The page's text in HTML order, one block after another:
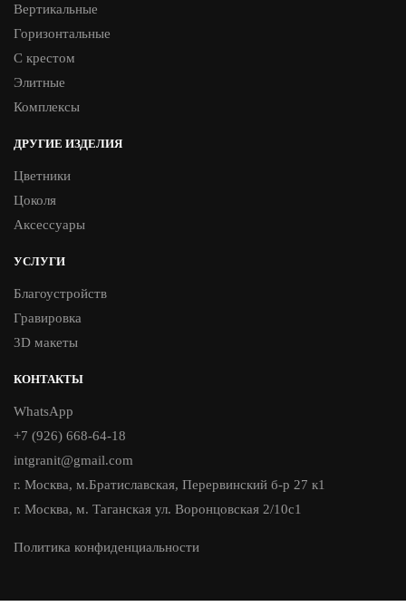
Вертикальные
Горизонтальные
С крестом
Элитные
Комплексы
ДРУГИЕ ИЗДЕЛИЯ
Цветники
Цоколя
Аксессуары
УСЛУГИ
Благоустройств
Гравировка
3D макеты
КОНТАКТЫ
WhatsApp
+7 (926) 668-64-18
intgranit@gmail.com
г. Москва, м.Братиславская, Перервинский б-р 27 к1
г. Москва, м. Таганская ул. Воронцовская 2/10с1
Политика конфиденциальности